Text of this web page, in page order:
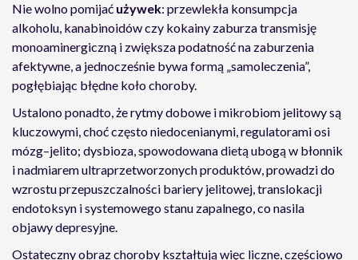
Nie wolno pomijać używek: przewlekła konsumpcja
alkoholu, kanabinoidów czy kokainy zaburza transmisję
monoaminergiczną i zwiększa podatność na zaburzenia
afektywne, a jednocześnie bywa formą „samoleczenia”,
pogłębiając błędne koło choroby.
Ustalono ponadto, że rytmy dobowe i mikrobiom jelitowy są
kluczowymi, choć często niedocenianymi, regulatorami osi
mózg–jelito; dysbioza, spowodowana dietą ubogą w błonnik
i nadmiarem ultraprzetworzonych produktów, prowadzi do
wzrostu przepuszczalności bariery jelitowej, translokacji
endotoksyn i systemowego stanu zapalnego, co nasila
objawy depresyjne.
Ostateczny obraz choroby kształtują więc liczne, częściowo